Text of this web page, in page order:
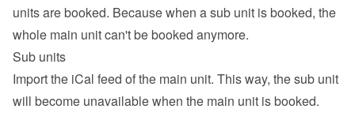
units are booked. Because when a sub unit is booked, the
whole main unit can't be booked anymore.
Sub units
Import the iCal feed of the main unit. This way, the sub unit
will become unavailable when the main unit is booked.